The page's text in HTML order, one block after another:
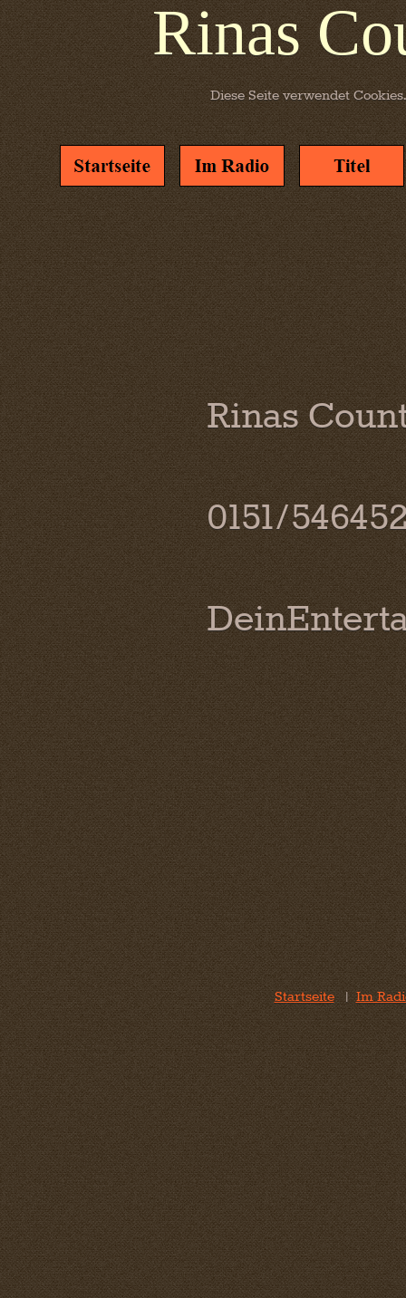
Rinas
Diese Seite verwendet
Rinas
0151/
Startseite|Im